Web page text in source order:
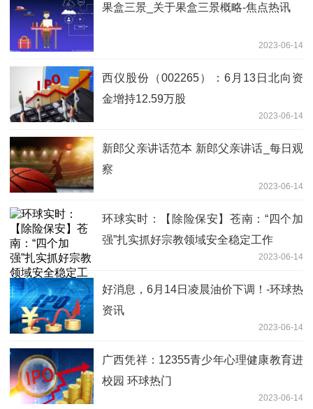
果盒三景_关于果盒三景概略-焦点热讯
2023-06-14
西仪股份（002265）：6月13日北向资
金增持12.59万股
2023-06-14
新郎父亲讲话范本 新郎父亲讲话_每日观
察
2023-06-14
环球实时：【除险保安】苍南：“四个加
强”扎实抓好宗教领域安全稳定工作
2023-06-14
好消息，6月14日凌晨油价下调！-环球热
资讯
2023-06-14
广西凭祥：12355青少年心理健康教育进
校园 环球热门
2023-06-14